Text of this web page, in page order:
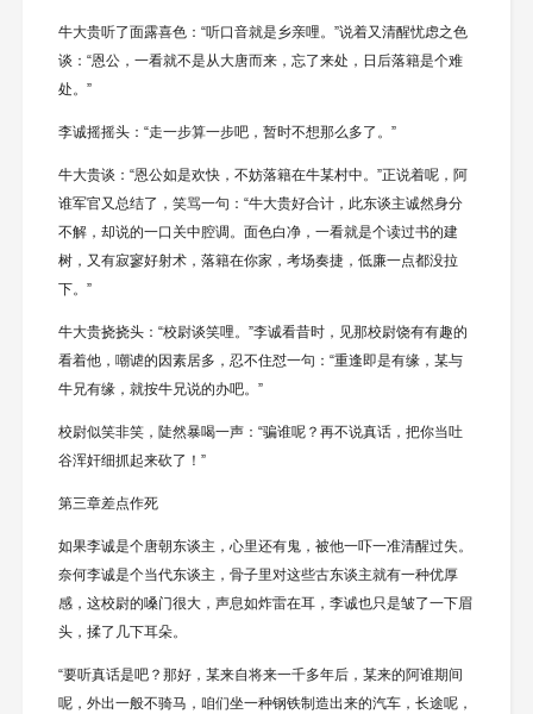
牛大贵听了面露喜色：“听口音就是乡亲哩。”说着又清醒忧虑之色
谈：“恩公，一看就不是从大唐而来，忘了来处，日后落籍是个难
处。”
李诚摇摇头：“走一步算一步吧，暂时不想那么多了。”
牛大贵谈：“恩公如是欢快，不妨落籍在牛某村中。”正说着呢，阿
谁军官又总结了，笑骂一句：“牛大贵好合计，此东谈主诚然身分
不解，却说的一口关中腔调。面色白净，一看就是个读过书的建
树，又有寂寥好射术，落籍在你家，考场奏捷，低廉一点都没拉
下。”
牛大贵挠挠头：“校尉谈笑哩。”李诚看昔时，见那校尉饶有有趣的
看着他，嘲谑的因素居多，忍不住怼一句：“重逢即是有缘，某与
牛兄有缘，就按牛兄说的办吧。”
校尉似笑非笑，陡然暴喝一声：“骗谁呢？再不说真话，把你当吐
谷浑奸细抓起来砍了！”
第三章差点作死
如果李诚是个唐朝东谈主，心里还有鬼，被他一吓一准清醒过失。
奈何李诚是个当代东谈主，骨子里对这些古东谈主就有一种优厚
感，这校尉的嗓门很大，声息如炸雷在耳，李诚也只是皱了一下眉
头，揉了几下耳朵。
“要听真话是吧？那好，某来自将来一千多年后，某来的阿谁期间
呢，外出一般不骑马，咱们坐一种钢铁制造出来的汽车，长途呢，